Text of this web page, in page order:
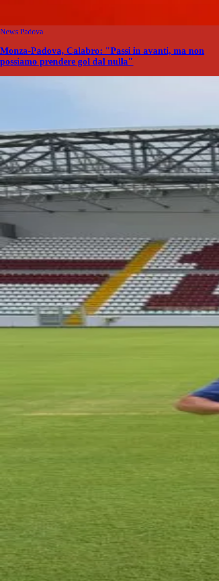
News Padova
Monza-Padova, Calabro: "Passi in avanti, ma non
possiamo prendere gol dal nulla"